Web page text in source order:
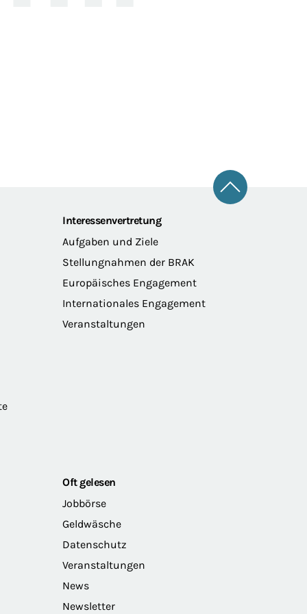
Zum
Interessenvertretung
Aufgaben und Ziele
Stellungnahmen der BRAK
Europäisches Engagement
Internationales Engagement
Veranstaltungen
Oft gelesen
Jobbörse
Geldwäsche
Datenschutz
Veranstaltungen
News
Newsletter